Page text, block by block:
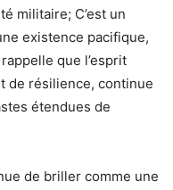
militaire; C’est un
existence pacifique,
que l’esprit
de résilience, continue
étendues de
de briller comme une